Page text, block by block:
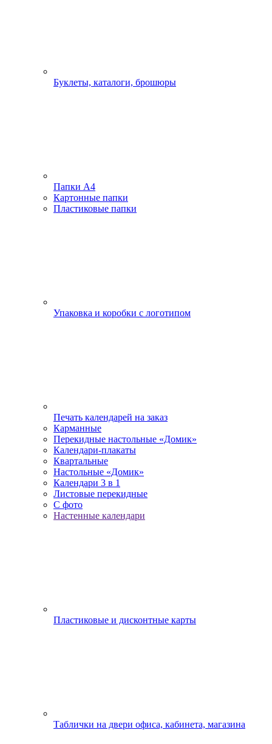
Буклеты, каталоги, брошюры
Папки А4
Картонные папки
Пластиковые папки
Упаковка и коробки с логотипом
Печать календарей на заказ
Карманные
Перекидные настольные «Домик»
Календари-плакаты
Квартальные
Настольные «Домик»
Календари 3 в 1
Листовые перекидные
С фото
Настенные календари
Пластиковые и дисконтные карты
Таблички на двери офиса, кабинета, магазина